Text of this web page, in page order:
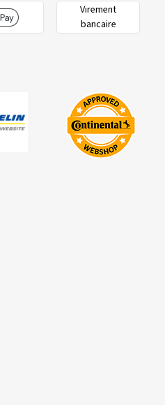
Virement
bancaire